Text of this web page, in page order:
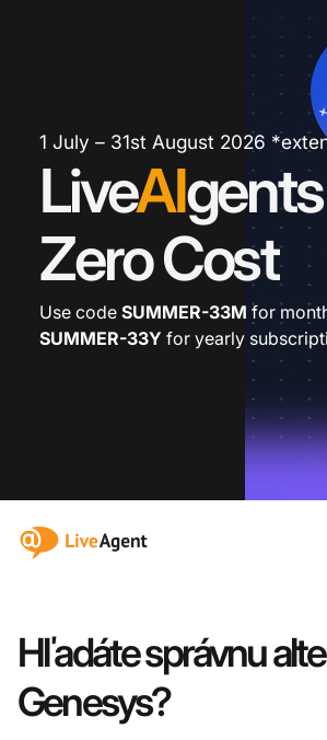
1 July – 31st August 2026
LiveAI
Zero Cost
Use code SUMMER-33M for
SUMMER-33Y for yearly
:site.title
Hľadáte správnu
Genesys?